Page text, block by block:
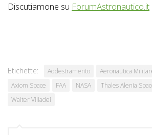
Discutiamone su ForumAstronautico.it
Etichette: Addestramento
Aeronautica
Axiom Space
FAA NASA Thales Alenia
Walter Villadei